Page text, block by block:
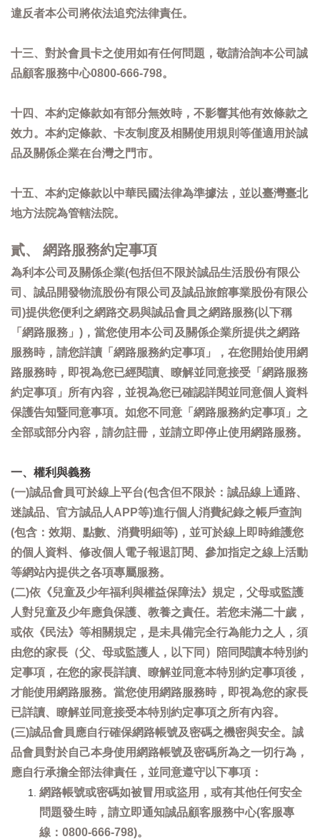
違反者本公司將依法追究法律責任。
十三、對於會員卡之使用如有任何問題，敬請洽詢本公司誠
品顧客服務中心0800-666-798。
十四、本約定條款如有部分無效時，不影響其他有效條款之
效力。本約定條款、卡友制度及相關使用規則等僅適用於誠
品及關係企業在台灣之門市。
十五、本約定條款以中華民國法律為準據法，並以臺灣臺北
地方法院為管轄法院。
貳、 網路服務約定事項
為利本公司及關係企業(包括但不限於誠品生活股份有限公
司、誠品開發物流股份有限公司及誠品旅館事業股份有限公
司)提供您便利之網路交易與誠品會員之網路服務(以下稱
「網路服務」)，當您使用本公司及關係企業所提供之網路
服務時，請您詳讀「網路服務約定事項」，在您開始使用網
路服務時，即視為您已經閱讀、瞭解並同意接受「網路服務
約定事項」所有內容，並視為您已確認詳閱並同意個人資料
保護告知暨同意事項。如您不同意「網路服務約定事項」之
全部或部分內容，請勿註冊，並請立即停止使用網路服務。
一、權利與義務
(一)誠品會員可於線上平台(包含但不限於：誠品線上通路、
迷誠品、官方誠品人APP等)進行個人消費紀錄之帳戶查詢
(包含：效期、點數、消費明細等)，並可於線上即時維護您
的個人資料、修改個人電子報退訂閱、參加指定之線上活動
等網站內提供之各項專屬服務。
(二)依《兒童及少年福利與權益保障法》規定，父母或監護
人對兒童及少年應負保護、教養之責任。若您未滿二十歲，
或依《民法》等相關規定，是未具備完全行為能力之人，須
由您的家長（父、母或監護人，以下同）陪同閱讀本特別約
定事項，在您的家長詳讀、瞭解並同意本特別約定事項後，
才能使用網路服務。當您使用網路服務時，即視為您的家長
已詳讀、瞭解並同意接受本特別約定事項之所有內容。
(三)誠品會員應自行確保網路帳號及密碼之機密與安全。誠
品會員對於自己本身使用網路帳號及密碼所為之一切行為，
應自行承擔全部法律責任，並同意遵守以下事項：
網路帳號或密碼如被冒用或盜用，或有其他任何安全
問題發生時，請立即通知誠品顧客服務中心(客服專
線：0800-666-798)。